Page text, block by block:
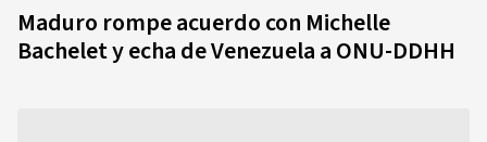
Maduro rompe acuerdo con Michelle
Bachelet y echa de Venezuela a ONU-DDHH